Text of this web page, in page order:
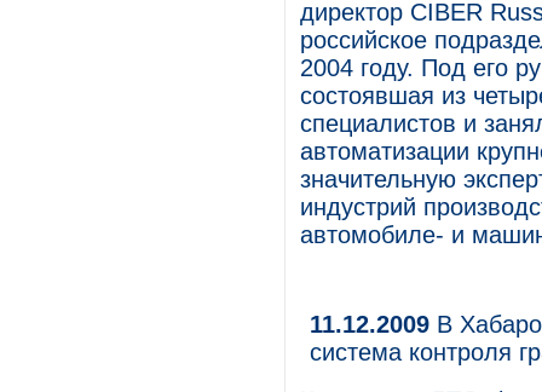
директор CIBER
российское
2004 году. Под его
состоявшая из
специалистов и
автоматизации
значительную
индустрий
автомобиле- и
11.12.2009 В
система контроля